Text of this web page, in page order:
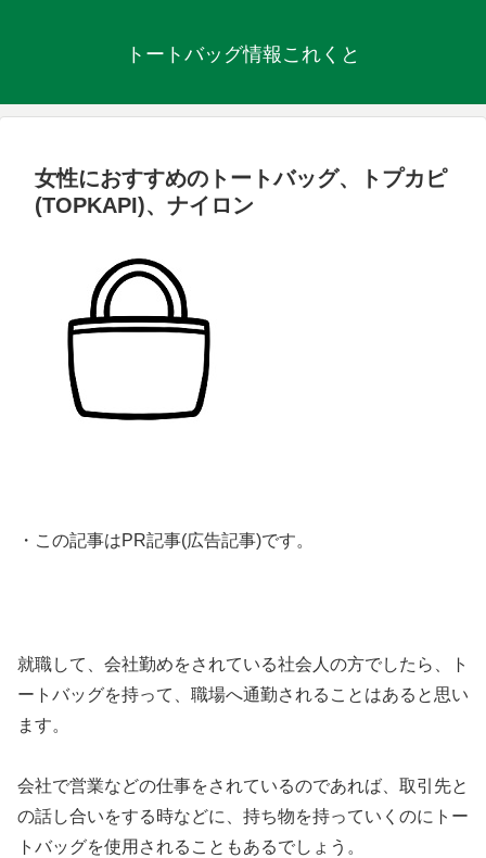
トートバッグ情報これくと
女性におすすめのトートバッグ、トプカピ
(TOPKAPI)、ナイロン
・この記事はPR記事(広告記事)です。
就職して、会社勤めをされている社会人の方でしたら、ト
ートバッグを持って、職場へ通勤されることはあると思い
ます。
会社で営業などの仕事をされているのであれば、取引先と
の話し合いをする時などに、持ち物を持っていくのにトー
トバッグを使用されることもあるでしょう。